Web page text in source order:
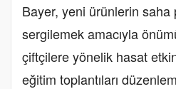
Bayer, yeni ürünlerin saha
sergilemek amacıyla
çiftçilere yönelik hasat
eğitim toplantıları